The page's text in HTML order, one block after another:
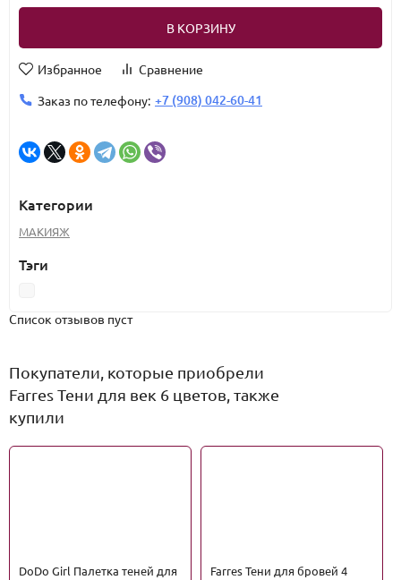
В КОРЗИНУ
Избранное
Сравнение
Заказ по телефону: +7 (908) 042-60-41
Категории
МАКИЯЖ
Тэги
Список отзывов пуст
Покупатели, которые приобрели
Farres Тени для век 6 цветов, также
купили
DoDo Girl Палетка теней для
Farres Тени для бровей 4